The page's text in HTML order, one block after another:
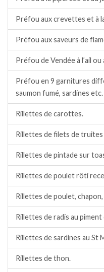
Préfou aux crevettes et à
Préfou aux saveurs de
Préfou de Vendée à l’ail ou
Préfou en 9 garnitures
saumon fumé, sardines etc.
Rillettes de carottes.
Rillettes de filets de truites
Rillettes de pintade sur
Rillettes de poulet rôti
Rillettes de poulet,
Rillettes de radis au piment
Rillettes de sardines au St
Rillettes de thon.